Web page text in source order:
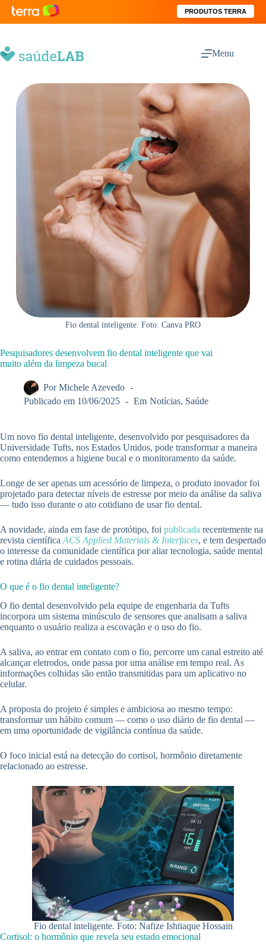
PRODUTOS TERRA
Menu
Fio dental inteligente. Foto: Canva PRO
Pesquisadores desenvolvem fio dental inteligente que vai
muito além da limpeza bucal
Por Michele Azevedo
Publicado em 10/06/2025 Em Notícias, Saúde
Um novo fio dental inteligente, desenvolvido por pesquisadores da
Universidade Tufts, nos Estados Unidos, pode transformar a maneira
como entendemos a higiene bucal e o monitoramento da saúde.
Longe de ser apenas um acessório de limpeza, o produto inovador foi
projetado para detectar níveis de estresse por meio da análise da saliva
— tudo isso durante o ato cotidiano de usar fio dental.
A novidade, ainda em fase de protótipo, foi publicada recentemente na
revista científica ACS Applied Materials & Interfaces, e tem despertado
o interesse da comunidade científica por aliar tecnologia, saúde mental
e rotina diária de cuidados pessoais.
O que é o fio dental inteligente?
O fio dental desenvolvido pela equipe de engenharia da Tufts
incorpora um sistema minúsculo de sensores que analisam a saliva
enquanto o usuário realiza a escovação e o uso do fio.
A saliva, ao entrar em contato com o fio, percorre um canal estreito até
alcançar eletrodos, onde passa por uma análise em tempo real. As
informações colhidas são então transmitidas para um aplicativo no
celular.
A proposta do projeto é simples e ambiciosa ao mesmo tempo:
transformar um hábito comum — como o uso diário de fio dental —
em uma oportunidade de vigilância contínua da saúde.
O foco inicial está na detecção do cortisol, hormônio diretamente
relacionado ao estresse.
Fio dental inteligente. Foto: Nafize Ishtiaque Hossain
Cortisol: o hormônio que revela seu estado emocional